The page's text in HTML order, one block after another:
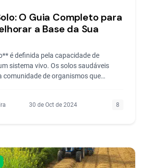
O Guia Completo para
a Base da Sua
é definida pela capacidade de
sistema vivo. Os solos saudáveis
comunidade de organismos que
30 de Oct de 2024 8